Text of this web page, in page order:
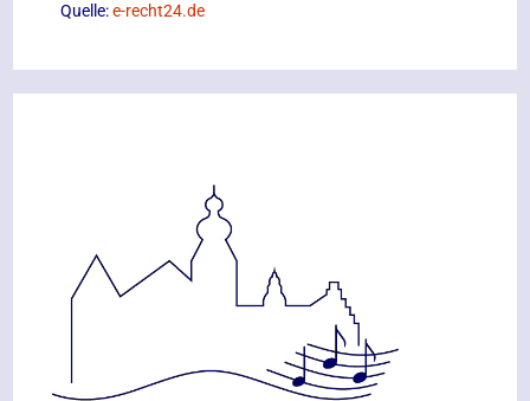
Quelle:e-recht24.de